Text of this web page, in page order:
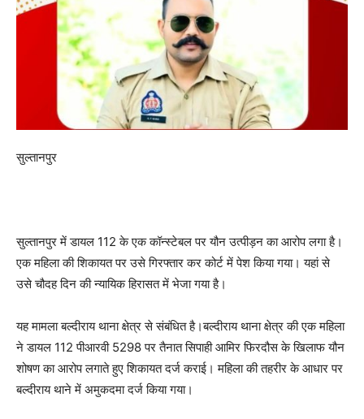
सुल्तानपुर
सुल्तानपुर में डायल 112 के एक कॉन्स्टेबल पर यौन उत्पीड़न का आरोप लगा है।
एक महिला की शिकायत पर उसे गिरफ्तार कर कोर्ट में पेश किया गया। यहां से
उसे चौदह दिन की न्यायिक हिरासत में भेजा गया है।
यह मामला बल्दीराय थाना क्षेत्र से संबंधित है।बल्दीराय थाना क्षेत्र की एक महिला
ने डायल 112 पीआरवी 5298 पर तैनात सिपाही आमिर फिरदौस के खिलाफ यौन
शोषण का आरोप लगाते हुए शिकायत दर्ज कराई। महिला की तहरीर के आधार पर
बल्दीराय थाने में अमुकदमा दर्ज किया गया।